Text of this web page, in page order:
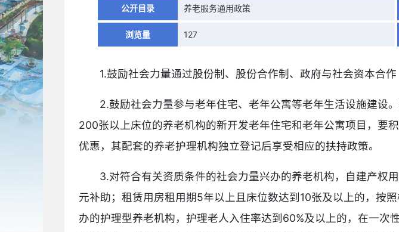
公开目录 养老服务通用政策
浏览量 127
1.鼓励社会力量通过股份制、股份合作制、政府与社会资本合
2.鼓励社会力量参与老年住宅、老年公寓等老年生活设施建设
200张以上床位的养老机构的新开发老年住宅和老年公寓项目，要
优惠，其配套的养老护理机构独立登记后享受相应的扶持政策。
3.对符合有关资质条件的社会力量兴办的养老机构，自建产权
元补助；租赁用房租用期5年以上且床位数达到10张及以上的，按
办的护理型养老机构，护理老人入住率达到60%及以上的，在一次